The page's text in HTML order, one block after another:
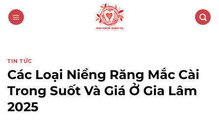
TIN TỨC
Các Loại Niềng Răng Mắc Cài
Trong Suốt Và Giá Ở Gia Lâm
2025